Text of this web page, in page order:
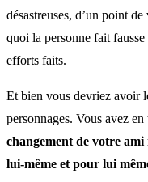
désastreuses, d’un point
quoi la personne fait
efforts faits.
Et bien vous devriez avoir
personnages. Vous avez
changement de votre ami
lui-même et pour lui